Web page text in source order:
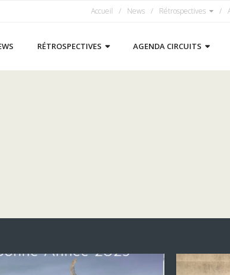
Accueil News Rétrospectives
RÉTROSPECTIVES AGENDA CIRCUITS